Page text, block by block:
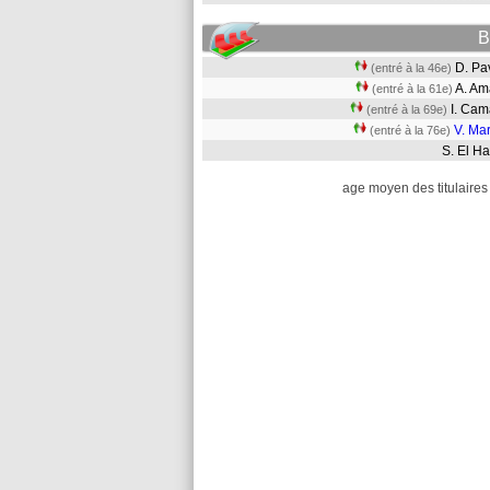
(entré à la 46e) D.
(entré à la 61e) A.
(entré à la 69e) I.
(entré à la 76e) V.
S. El
age moyen des titulaires